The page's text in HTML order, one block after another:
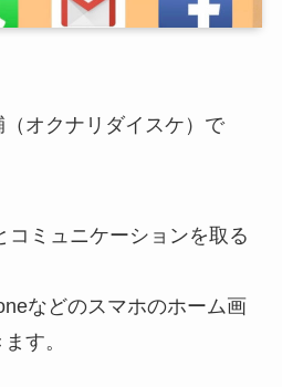
オクナリダイスケ）で
コミュニケーションを取る
などのスマホのホーム画
す。